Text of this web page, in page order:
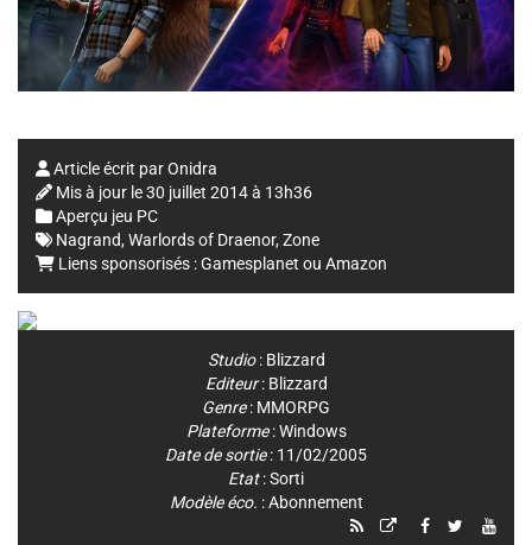
Article écrit parOnidra
Mis à jour le30 juillet 2014 à 13h36
Aperçu jeu PC
Nagrand, Warlords of Draenor, Zone
Liens sponsorisés :Gamesplanet ou Amazon
Studio: Blizzard
Editeur: Blizzard
Genre: MMORPG
Plateforme:Windows
Date de sortie: 11/02/2005
Etat: Sorti
Modèle éco. : Abonnement